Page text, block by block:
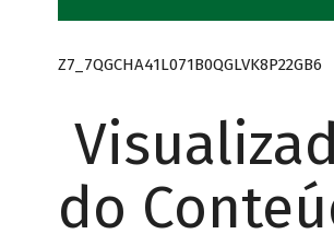
Z7_7QGCHA41L071B0QGLVK8P22GB6
do